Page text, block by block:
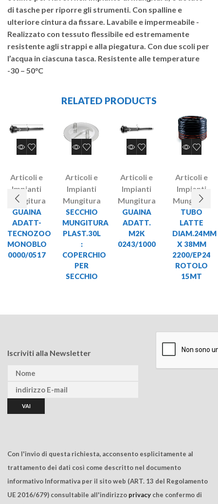
di tasche per riporre gli strumenti. Con spalline e
ulteriore cintura da fissare. Lavabile e impermeabile -
Realizzato con tessuto flessibile ed estremamente
resistente agli strappi e alla piegatura. Con due scoli per
l’acqua in ciascuna tasca. Resistente alle temperature
-30 – 50°C
RELATED PRODUCTS
Articoli e
Impianti
Mungitura
GUAINA
ADATT-
TECNOZOO
MONOBLO
0000/0517
Articoli e
Impianti
Mungitura
SECCHIO
MUNGITURA
PLAST.30L
:
COPERCHIO
PER
SECCHIO
Articoli e
Impianti
Mungitura
GUAINA
ADATT.
M2K
0243/1000
Articoli e
Impianti
Mungitura
TUBO
LATTE
DIAM.24MM
X 38MM
2200/EP24
ROTOLO
15MT
Iscriviti alla Newsletter
Con l'invio di questa richiesta, acconsento esplicitamente al
trattamento dei dati così come descritto nel documento
informativo Informativa per il sito web (ART. 13 del Regolamento
UE 2016/679) consultabile all'indirizzo privacy che confermo di